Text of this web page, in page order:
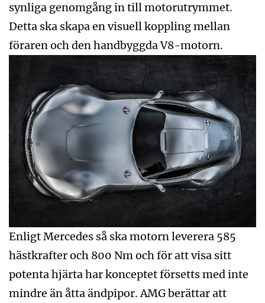
synliga genomgång in till motorutrymmet.
Detta ska skapa en visuell koppling mellan
föraren och den handbyggda V8-motorn.
Enligt Mercedes så ska motorn leverera 585
hästkrafter och 800 Nm och för att visa sitt
potenta hjärta har konceptet försetts med inte
mindre än åtta ändpipor. AMG berättar att